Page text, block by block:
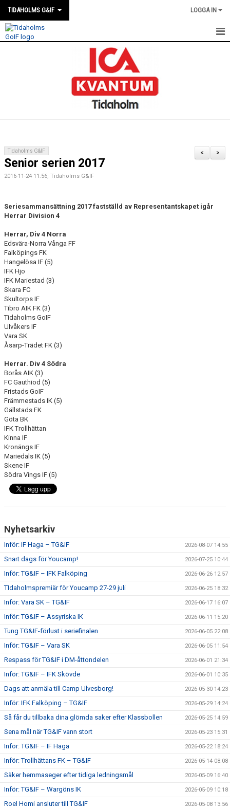
TIDAHOLMS G&IF LOGGA IN
FÖRENINGEN
GAMLA GIFFS TORSDAGSTRÄFFAR
MATCHER
CUPER ARBETSBESKRIVNING
PLANSCHEMA
>
<
Tidaholms G&IF
Senior serien 2017
2016-11-24 11:56, Tidaholms G&IF
Seriesammansättning 2017 fastställd av Representantskapet igår
Herrar Division 4
Herrar, Div 4 Norra
Edsvära-Norra Vånga FF
Falköpings FK
Hangelösa IF (5)
IFK Hjo
IFK Mariestad (3)
Skara FC
Skultorps IF
Tibro AIK FK (3)
Tidaholms GoIF
Ulvåkers IF
Vara SK
Åsarp-Trädet FK (3)
Herrar. Div 4 Södra
Borås AIK (3)
FC Gauthiod (5)
Fristads GoIF
Främmestads IK (5)
Gällstads FK
Göta BK
IFK Trollhättan
Kinna IF
Kronängs IF
Mariedals IK (5)
Skene IF
Södra Vings IF (5)
Nyhetsarkiv
Inför: IF Haga – TG&IF 2026-08-07 14:55
Snart dags för Youcamp! 2026-07-25 10:44
Inför: TG&IF – IFK Falköping 2026-06-26 12:57
TIdaholmspremiär för Youcamp 27-29 juli 2026-06-25 18:32
Inför: Vara SK – TG&IF 2026-06-17 16:07
Inför: TG&IF – Assyriska IK 2026-06-11 15:20
Tung TG&IF-förlust i seriefinalen 2026-06-05 22:08
Inför: TG&IF – Vara SK 2026-06-05 11:54
Respass för TG&IF i DM-åttondelen 2026-06-01 21:34
Inför: TG&IF – IFK Skövde 2026-06-01 10:35
Dags att anmäla till Camp Ulvesborg! 2026-05-30 14:23
Inför: IFK Falköping – TG&IF 2026-05-29 14:24
Så får du tillbaka dina glömda saker efter Klassbollen 2026-05-25 14:59
Sena mål när TG&IF vann stort 2026-05-23 15:31
Inför: TG&IF – IF Haga 2026-05-22 18:24
Inför: Trollhättans FK – TG&IF 2026-05-14 08:08
Säker hemmaseger efter tidiga ledningsmål 2026-05-09 16:40
Inför: TG&IF – Wargöns IK 2026-05-09 10:18
Roel Homi ansluter till TG&IF 2026-05-08 13:56